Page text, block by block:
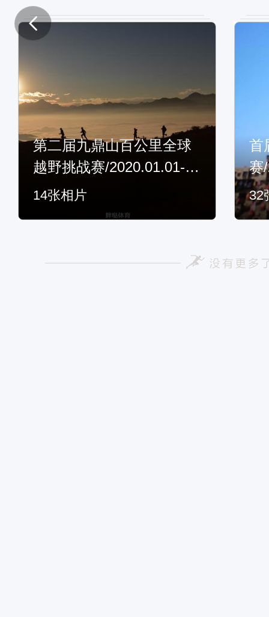
第二届九鼎山百公里全球
越野挑战赛/2020.01.01-0
1.03
14张相片
首
赛
32